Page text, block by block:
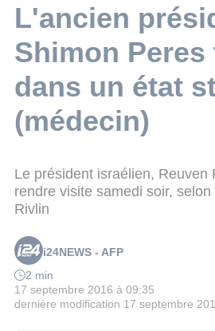
L'ancien
Shimon
dans un état
(médecin)
Le président israélien, Reuven
rendre visite samedi soir,
Rivlin
i24NEWS - AFP
2 min
17 septembre 2016 à 09:35
dernière modification 17 septembre